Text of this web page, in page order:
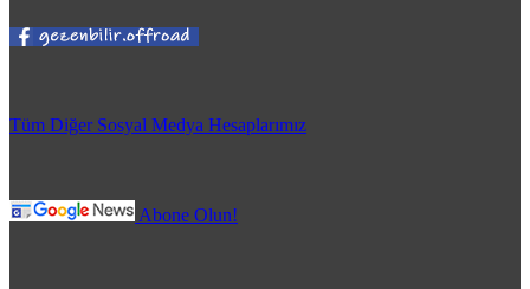
Tüm Diğer Sosyal Medya Hesaplarımız
Abone Olun!